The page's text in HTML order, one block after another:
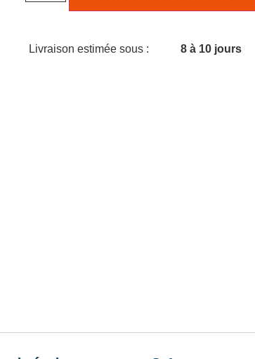
Livraison estimée sous : 8 à 10 jours